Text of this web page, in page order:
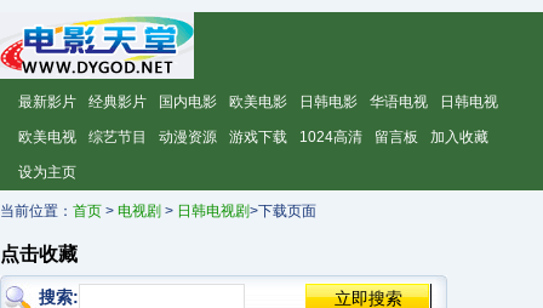
最新影片 经典影片 国内电影 欧美电影 日韩电影 华语电视 日韩电视
欧美电视 综艺节目 动漫资源 游戏下载 1024高清 留言板 加入收藏
设为主页
当前位置： 首页 > 电视剧 > 日韩电视剧>下载页面
点击收藏
搜索: